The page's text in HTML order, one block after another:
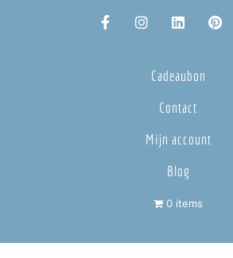
Cadeaubon
Contact
Mijn account
Blog
0 items